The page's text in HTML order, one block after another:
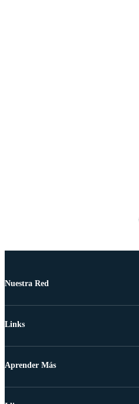
Nuestra Red
Links
Aprender Más